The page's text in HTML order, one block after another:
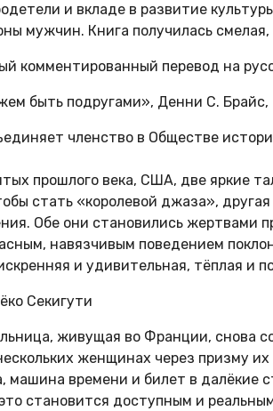
и вкладе в развитие
мужчин. Книга получилась
комментированный перевод на
быть подругами», Денни С. Брайс,
членство в Обществе
прошлого века, США, две яркие
стать «королевой джаза», другая
Обе они становились жертвами
навязчивым поведением
и удивительная, тёплая и
Секигути
живущая во Франции, снова
женщинах через призму
машина времени и билет в далёкие
становится доступным и